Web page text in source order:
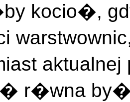
kocio�,
r�wna by�a